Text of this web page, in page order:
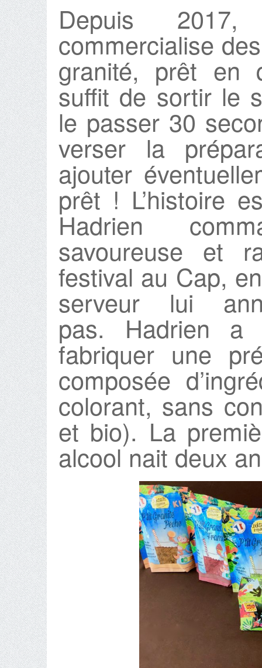
Depuis
commercialise
granité, prêt en
suffit de sortir le
le passer 30
verser la
ajouter
prêt ! L’histoire
Hadrien
savoureuse et
festival au Cap,
serveur lui
pas. Hadrien a
fabriquer une
composée
colorant, sans
et bio). La
alcool nait deux